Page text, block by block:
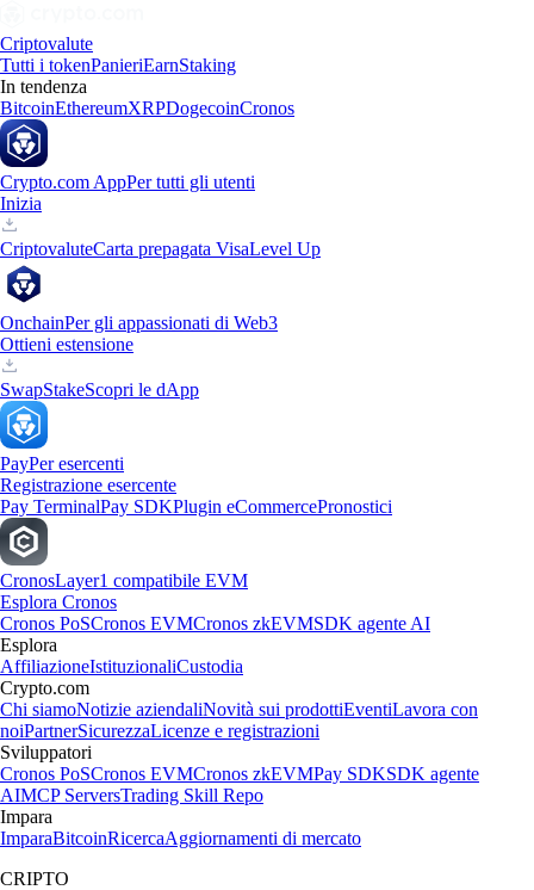
Criptovalute
Tutti i tokenPanieriEarnStaking
In tendenza
BitcoinEthereumXRPDogecoinCronos
Crypto.com AppPer tutti gli utenti
Inizia
CriptovaluteCarta prepagata VisaLevel Up
OnchainPer gli appassionati di Web3
Ottieni estensione
SwapStakeScopri le dApp
PayPer esercenti
Registrazione esercente
Pay TerminalPay SDKPlugin eCommercePronostici
CronosLayer1 compatibile EVM
Esplora Cronos
Cronos PoSCronos EVMCronos zkEVMSDK agente AI
Esplora
AffiliazioneIstituzionaliCustodia
Crypto.com
Chi siamoNotizie aziendaliNovità sui prodottiEventiLavora con
noiPartnerSicurezzaLicenze e registrazioni
Sviluppatori
Cronos PoSCronos EVMCronos zkEVMPay SDKSDK agente
AIMCP ServersTrading Skill Repo
Impara
ImparaBitcoinRicercaAggiornamenti di mercato
CRIPTO